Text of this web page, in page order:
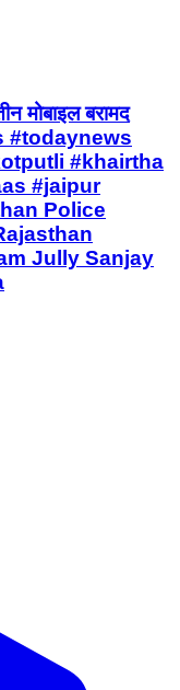
मोबाइल बरामद
#todaynews
#khairtha
#jaipur
Police
Jully Sanjay